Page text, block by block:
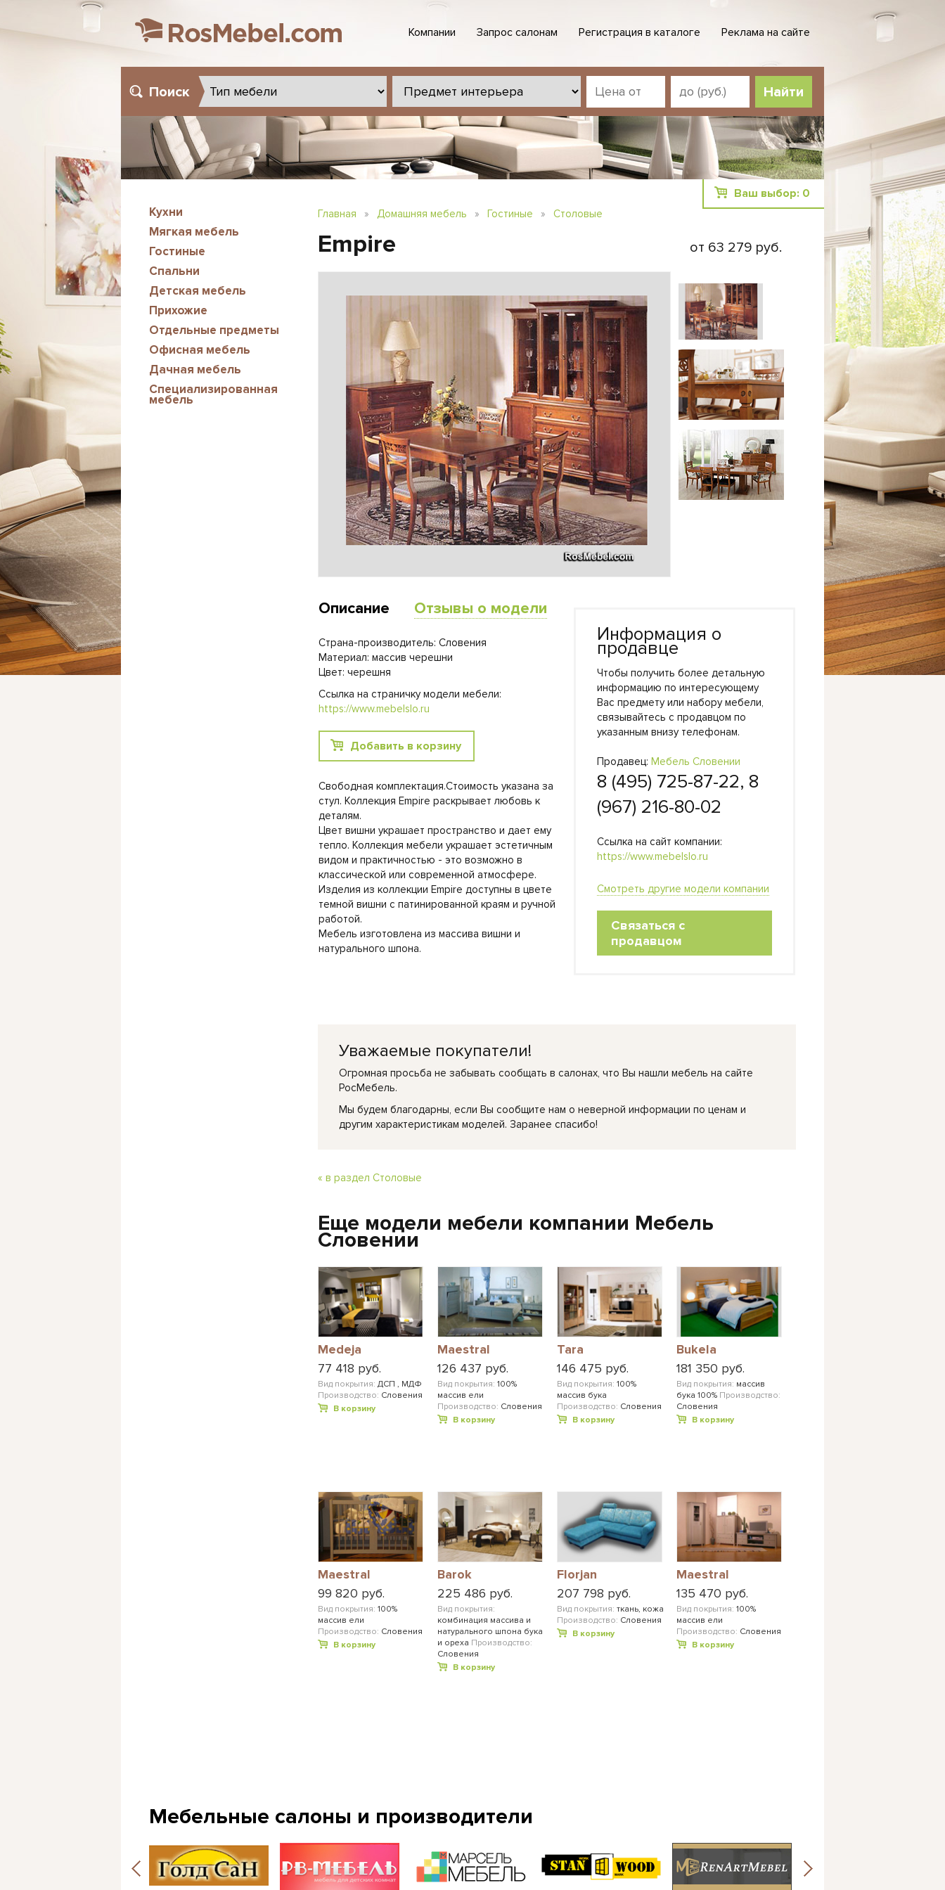
Компании Запрос салонам Регистрация в каталоге Реклама на сайте
Поиск
Кухни
Мягкая мебель
Гостиные
Спальни
Детская мебель
Прихожие
Отдельные предметы
Офисная мебель
Дачная мебель
Специализированная
мебель
Ваш выбор: 0
Главная » Домашняя мебель » Гостиные » Столовые
Empire от 63 279 руб.
Описание Отзывы о модели
Информация о
продавце
Чтобы получить более детальную
информацию по интересующему
Вас предмету или набору мебели,
связывайтесь с продавцом по
указанным внизу телефонам.
Продавец: Мебель Словении
8 (495) 725-87-22, 8
(967) 216-80-02
Ссылка на сайт компании:
https://www.mebelslo.ru
Смотреть другие модели компании
Связаться с
продавцом
Страна-производитель: Словения
Материал: массив черешни
Цвет: черешня
Ссылка на страничку модели мебели:
https://www.mebelslo.ru
Добавить в корзину
Свободная комплектация.Стоимость указана за
стул. Коллекция Empire раскрывает любовь к
деталям.
Цвет вишни украшает пространство и дает ему
тепло. Коллекция мебели украшает эстетичным
видом и практичностью - это возможно в
классической или современной атмосфере.
Изделия из коллекции Empire доступны в цвете
темной вишни с патинированной краям и ручной
работой.
Мебель изготовлена из массива вишни и
натурального шпона.
Уважаемые покупатели!
Огромная просьба не забывать сообщать в салонах, что Вы нашли мебель на сайте
РосМебель.
Мы будем благодарны, если Вы сообщите нам о неверной информации по ценам и
другим характеристикам моделей. Заранее спасибо!
« в раздел Столовые
Еще модели мебели компании Мебель
Словении
Medeja
77 418 руб.
Вид покрытия: ДСП , МДФ
Производство: Словения
В корзину
Maestral
126 437 руб.
Вид покрытия: 100%
массив ели
Производство: Словения
В корзину
Tara
146 475 руб.
Вид покрытия: 100%
массив бука
Производство: Словения
В корзину
Bukela
181 350 руб.
Вид покрытия: массив
бука 100% Производство:
Словения
В корзину
Maestral
99 820 руб.
Вид покрытия: 100%
массив ели
Производство: Словения
В корзину
Barok
225 486 руб.
Вид покрытия:
комбинация массива и
натурального шпона бука
и ореха Производство:
Словения
В корзину
Florjan
207 798 руб.
Вид покрытия: ткань, кожа
Производство: Словения
В корзину
Maestral
135 470 руб.
Вид покрытия: 100%
массив ели
Производство: Словения
В корзину
Мебельные салоны и производители